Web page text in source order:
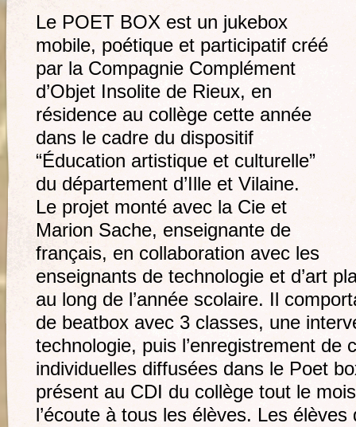
Le POET BOX est un jukebox
mobile, poétique et participatif créé
par la Compagnie Complément
d’Objet Insolite de Rieux, en
résidence au collège cette année
dans le cadre du dispositif
“Éducation artistique et culturelle”
du département d’Ille et Vilaine.
Le projet monté avec la Cie et
Marion Sache, enseignante de
français, en collaboration avec les
enseignants de technologie et d’art
au long de l’année scolaire. Il
de beatbox avec 3 classes, une
technologie, puis l’enregistrement de
individuelles diffusées dans le Poet
présent au CDI du collège tout le
l’écoute à tous les élèves. Les